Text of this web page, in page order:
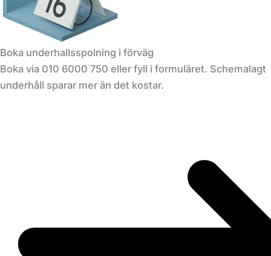
Boka underhallsspolning i förväg
Boka via 010 6000 750 eller fyll i formuläret. Schemalagt
underhåll sparar mer än det kostar.